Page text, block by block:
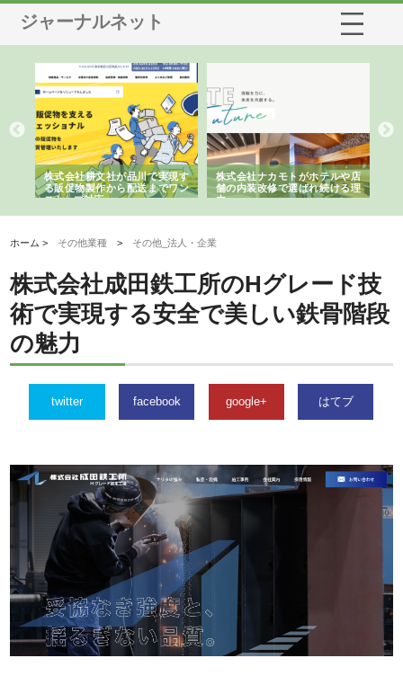
ジャーナルネット
株式会社耕文社が品川で実現す
る販促物製作から配送までワン
ストップ対応
株式会社ナカモトがホテルや店
舗の内装改修で選ばれ続ける理
由
ホーム > その他業種 > その他_法人・企業
株式会社成田鉄工所のHグレード技
術で実現する安全で美しい鉄骨階段
の魅力
twitter facebook google+ はてブ